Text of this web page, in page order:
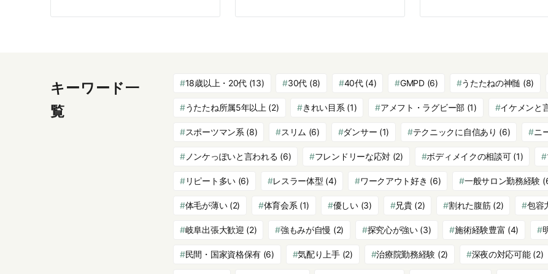
キーワード一
覧
18歳以上・20代 (13) 30代 (8) 40代(4) GMPD(6) うたたねの神髄 (8)
うたたね所属5年以上 (2) きれい目系 (1) アメフト・ラグビー部(1) イケメンと
スポーツマン系 (8) スリム (6) ダンサー (1) テクニックに自信あり (6) ニ
ノンケっぽいと言われる (6) フレンドリーな応対 (2) ボディメイクの相談可(1)
リピート多い(6) レスラー体型 (4) ワークアウト好き (6) 一般サロン勤務経験
体毛が薄い(2) 体育会系 (1) 優しい(3) 兄貴(2) 割れた腹筋(2) 包容
岐阜出張大歓迎 (2) 強もみが自慢 (2) 探究心が強い(3) 施術経験豊富 (4)
民間・国家資格保有 (6) 気配り上手(2) 治療院勤務経験 (2) 深夜の対応可能(2)